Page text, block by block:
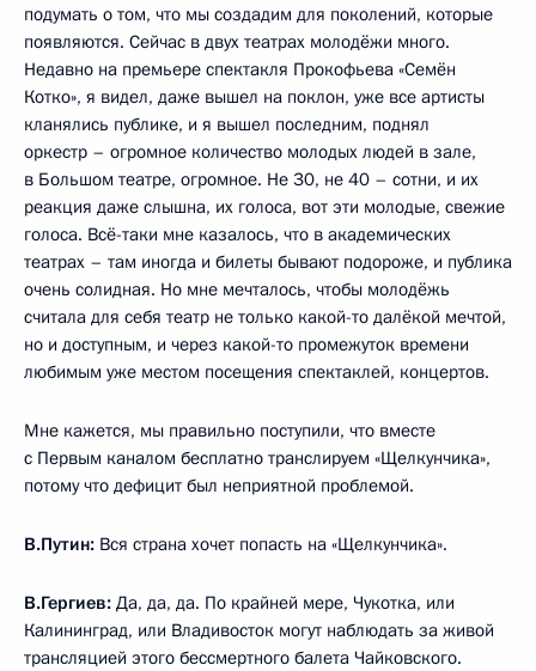
подумать о том, что мы создадим для поколений, которые
появляются. Сейчас в двух театрах молодёжи много.
Недавно на премьере спектакля Прокофьева «Семён
Котко», я видел, даже вышел на поклон, уже все артисты
кланялись публике, и я вышел последним, поднял
оркестр – огромное количество молодых людей в зале,
в Большом театре, огромное. Не 30, не 40 – сотни, и их
реакция даже слышна, их голоса, вот эти молодые, свежие
голоса. Всё-таки мне казалось, что в академических
театрах – там иногда и билеты бывают подороже, и публика
очень солидная. Но мне мечталось, чтобы молодёжь
считала для себя театр не только какой-то далёкой мечтой,
но и доступным, и через какой-то промежуток времени
любимым уже местом посещения спектаклей, концертов.
Мне кажется, мы правильно поступили, что вместе
с Первым каналом бесплатно транслируем «Щелкунчика»,
потому что дефицит был неприятной проблемой.
В.Путин: Вся страна хочет попасть на «Щелкунчика».
В.Гергиев: Да, да, да. По крайней мере, Чукотка, или
Калининград, или Владивосток могут наблюдать за живой
трансляцией этого бессмертного балета Чайковского.